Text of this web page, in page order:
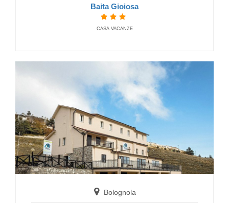
Montefortino
Montegallo
CAMPING
Baita Gioiosa
CASA VACANZE
Bolognola